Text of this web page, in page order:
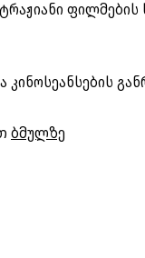
ფილმების
ბმულზე